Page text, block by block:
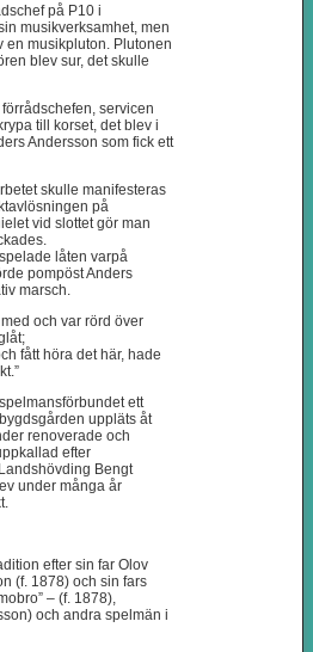
på P10 i
musikverksamhet, men
en musikpluton. Plutonen
blev sur, det skulle
servicen
till korset, det blev i
Andersson som fick ett
skulle manifesteras
på
vid slottet gör man
låten varpå
pompöst Anders
marsch.
och var rörd över
fått höra det här, hade
ett
uppläts åt
renoverade och
efter
Bengt
under många år
efter sin far Olov
(f. 1878) och sin fars
– (f. 1878),
och andra spelmän i